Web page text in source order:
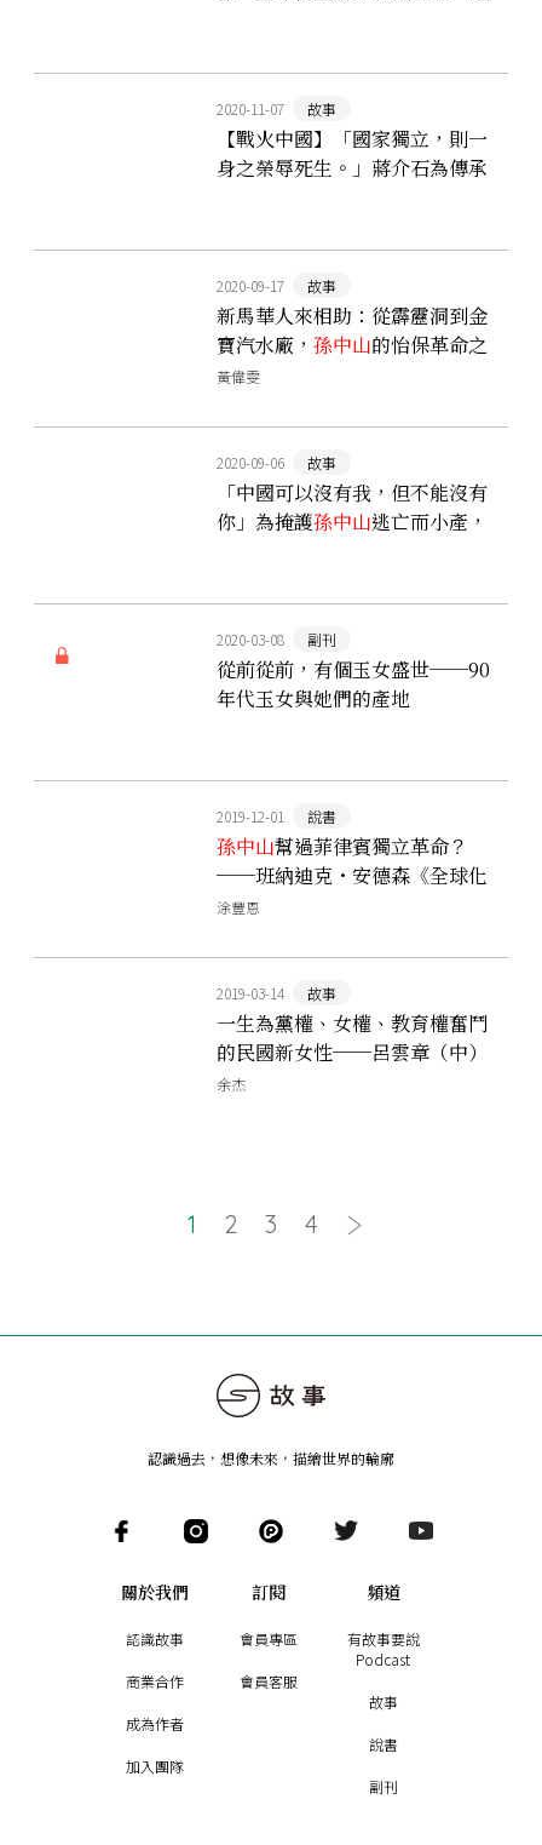
2020-11-07 故事
【戰火中國】「國家獨立，則一
身之榮辱死生。」蔣介石為傳承
2020-09-17 故事
新馬華人來相助：從霹靂洞到金
寶汽水廠，孫中山的怡保革命之
路
黃偉雯
2020-09-06 故事
「中國可以沒有我，但不能沒有
你」為掩護孫中山逃亡而小產，
2020-03-08 副刊
從前從前，有個玉女盛世──90
年代玉女與她們的產地
2019-12-01 說書
孫中山幫過菲律賓獨立革命？
──班納迪克・安德森《全球化
的時代》
涂豐恩
2019-03-14 故事
一生為黨權、女權、教育權奮鬥
的民國新女性──呂雲章（中）
余杰
1 2 3 4
認識過去，想像未來 ， 描繪世界的輪廓
關於我們
認識故事
商業合作
成為作者
加入團隊
訂閱
會員專區
會員客服
頻道
有故事要說
Podcast
故事
說書
副刊